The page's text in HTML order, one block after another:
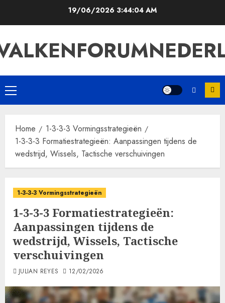
19/06/2026 3:44:05 AM
Primary
Menu
Home
1-3-3-3 Vormingsstrategieën
1-3-3-3 Formatiestrategieën: Aanpassingen tijdens de
wedstrijd, Wissels, Tactische verschuivingen
1-3-3-3 Vormingsstrategieën
1-3-3-3 Formatiestrategieën:
Aanpassingen tijdens de
wedstrijd, Wissels, Tactische
verschuivingen
JULIAN REYES 12/02/2026